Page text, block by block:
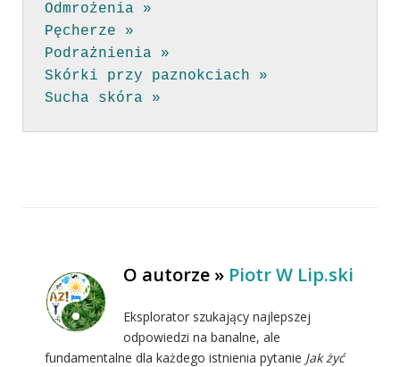
Odmrożenia »
Pęcherze »
Podrażnienia »
Skórki przy paznokciach »
Sucha skóra »
O autorze » Piotr W Lip.ski
Eksplorator szukający najlepszej
odpowiedzi na banalne, ale
fundamentalne dla każdego istnienia pytanie Jak żyć